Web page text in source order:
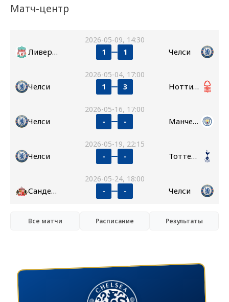
Матч-центр
2026-05-09, 14:30
Ливерпуль 1 1 Челси
2026-05-04, 17:00
Челси 1 3 Ноттингем Форест
2026-05-16, 17:00
Челси - - Манчестер Сити
2026-05-19, 22:15
Челси - - Тоттенхэм
2026-05-24, 18:00
Сандерленд - - Челси
Все матчи Расписание Результаты